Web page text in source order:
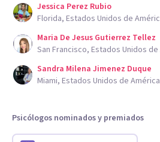
Jessica Perez Rubio
Florida, Estados Unidos de
Maria De Jesus Gutierrez Tellez
San Francisco, Estados Unidos
Sandra Milena Jimenez Duque
Miami, Estados Unidos de América
Psicólogos nominados y premiados